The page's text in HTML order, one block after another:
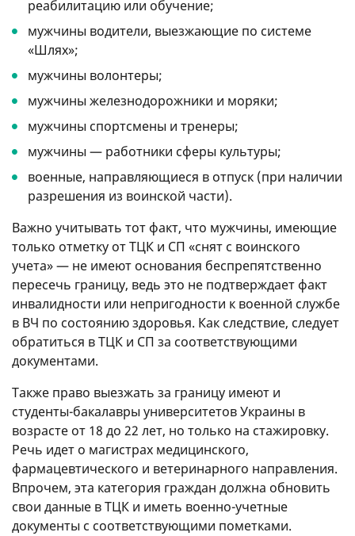
реабилитацию или обучение;
мужчины водители, выезжающие по системе
«Шлях»;
мужчины волонтеры;
мужчины железнодорожники и моряки;
мужчины спортсмены и тренеры;
мужчины — работники сферы культуры;
военные, направляющиеся в отпуск (при наличии
разрешения из воинской части).
Важно учитывать тот факт, что мужчины, имеющие
только отметку от ТЦК и СП «снят с воинского
учета» — не имеют основания беспрепятственно
пересечь границу, ведь это не подтверждает факт
инвалидности или непригодности к военной службе
в ВЧ по состоянию здоровья. Как следствие, следует
обратиться в ТЦК и СП за соответствующими
документами.
Также право выезжать за границу имеют и
студенты-бакалавры университетов Украины в
возрасте от 18 до 22 лет, но только на стажировку.
Речь идет о магистрах медицинского,
фармацевтического и ветеринарного направления.
Впрочем, эта категория граждан должна обновить
свои данные в ТЦК и иметь военно-учетные
документы с соответствующими пометками.